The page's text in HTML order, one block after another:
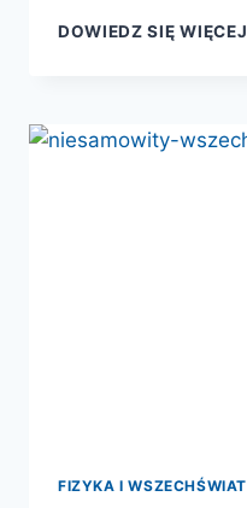
DOWIEDZ SIĘ WIĘCEJ
FIZYKA I WSZECHŚWIAT